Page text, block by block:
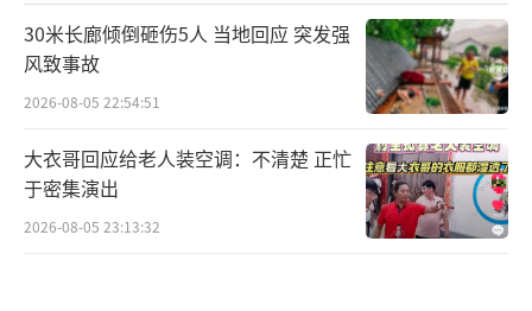
30米长廊倾倒砸伤5人 当地回应 突发强
风致事故
2026-08-05 22:54:51
大衣哥回应给老人装空调：不清楚 正忙
于密集演出
2026-08-05 23:13:32